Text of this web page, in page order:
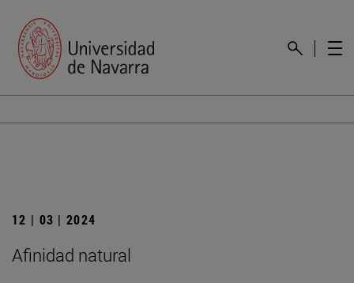
12 | 03 | 2024
Afinidad natural